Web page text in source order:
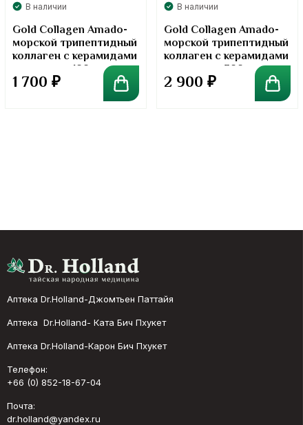
В наличии
Gold Collagen Amado-
морской трипептидный
коллаген с керамидами
в порошке. 100 грамм
1 700 ₽
В наличии
Gold Collagen Amado-
морской трипептидный
коллаген с керамидами
в порошке. 300 грамм
2 900 ₽
Аптека Dr.Holland-Джомтьен Паттайя
Аптека Dr.Holland- Ката Бич Пхукет
Аптека Dr.Holland-Карон Бич Пхукет
Телефон:
+66 (0) 852-18-67-04
Почта:
dr.holland@yandex.ru